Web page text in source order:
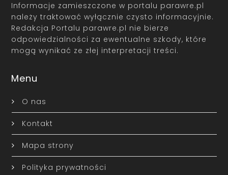
Informacje zamieszczone w portalu parawre.pl
należy traktować wyłącznie czysto informacyjnie.
Redakcja Portalu parawre.pl nie bierze
odpowiedzialności za ewentualne szkody, które
mogą wynikać ze złej interpretacji treści.
Menu
O nas
Kontakt
Mapa strony
Polityka prywatności